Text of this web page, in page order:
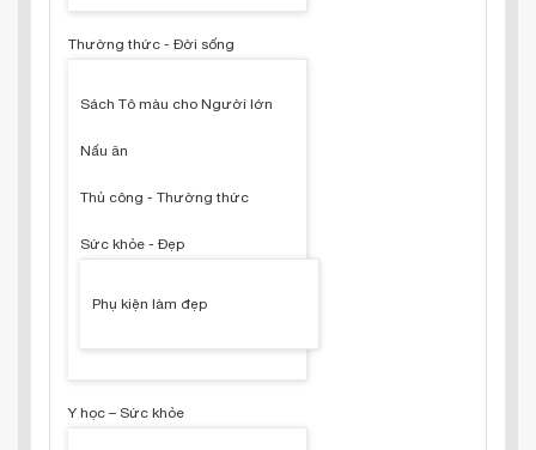
Thường thức - Đời sống
Sách Tô màu cho Người lớn
Nấu ăn
Thủ công - Thường thức
Sức khỏe - Đẹp
Phụ kiện làm đẹp
Y học – Sức khỏe